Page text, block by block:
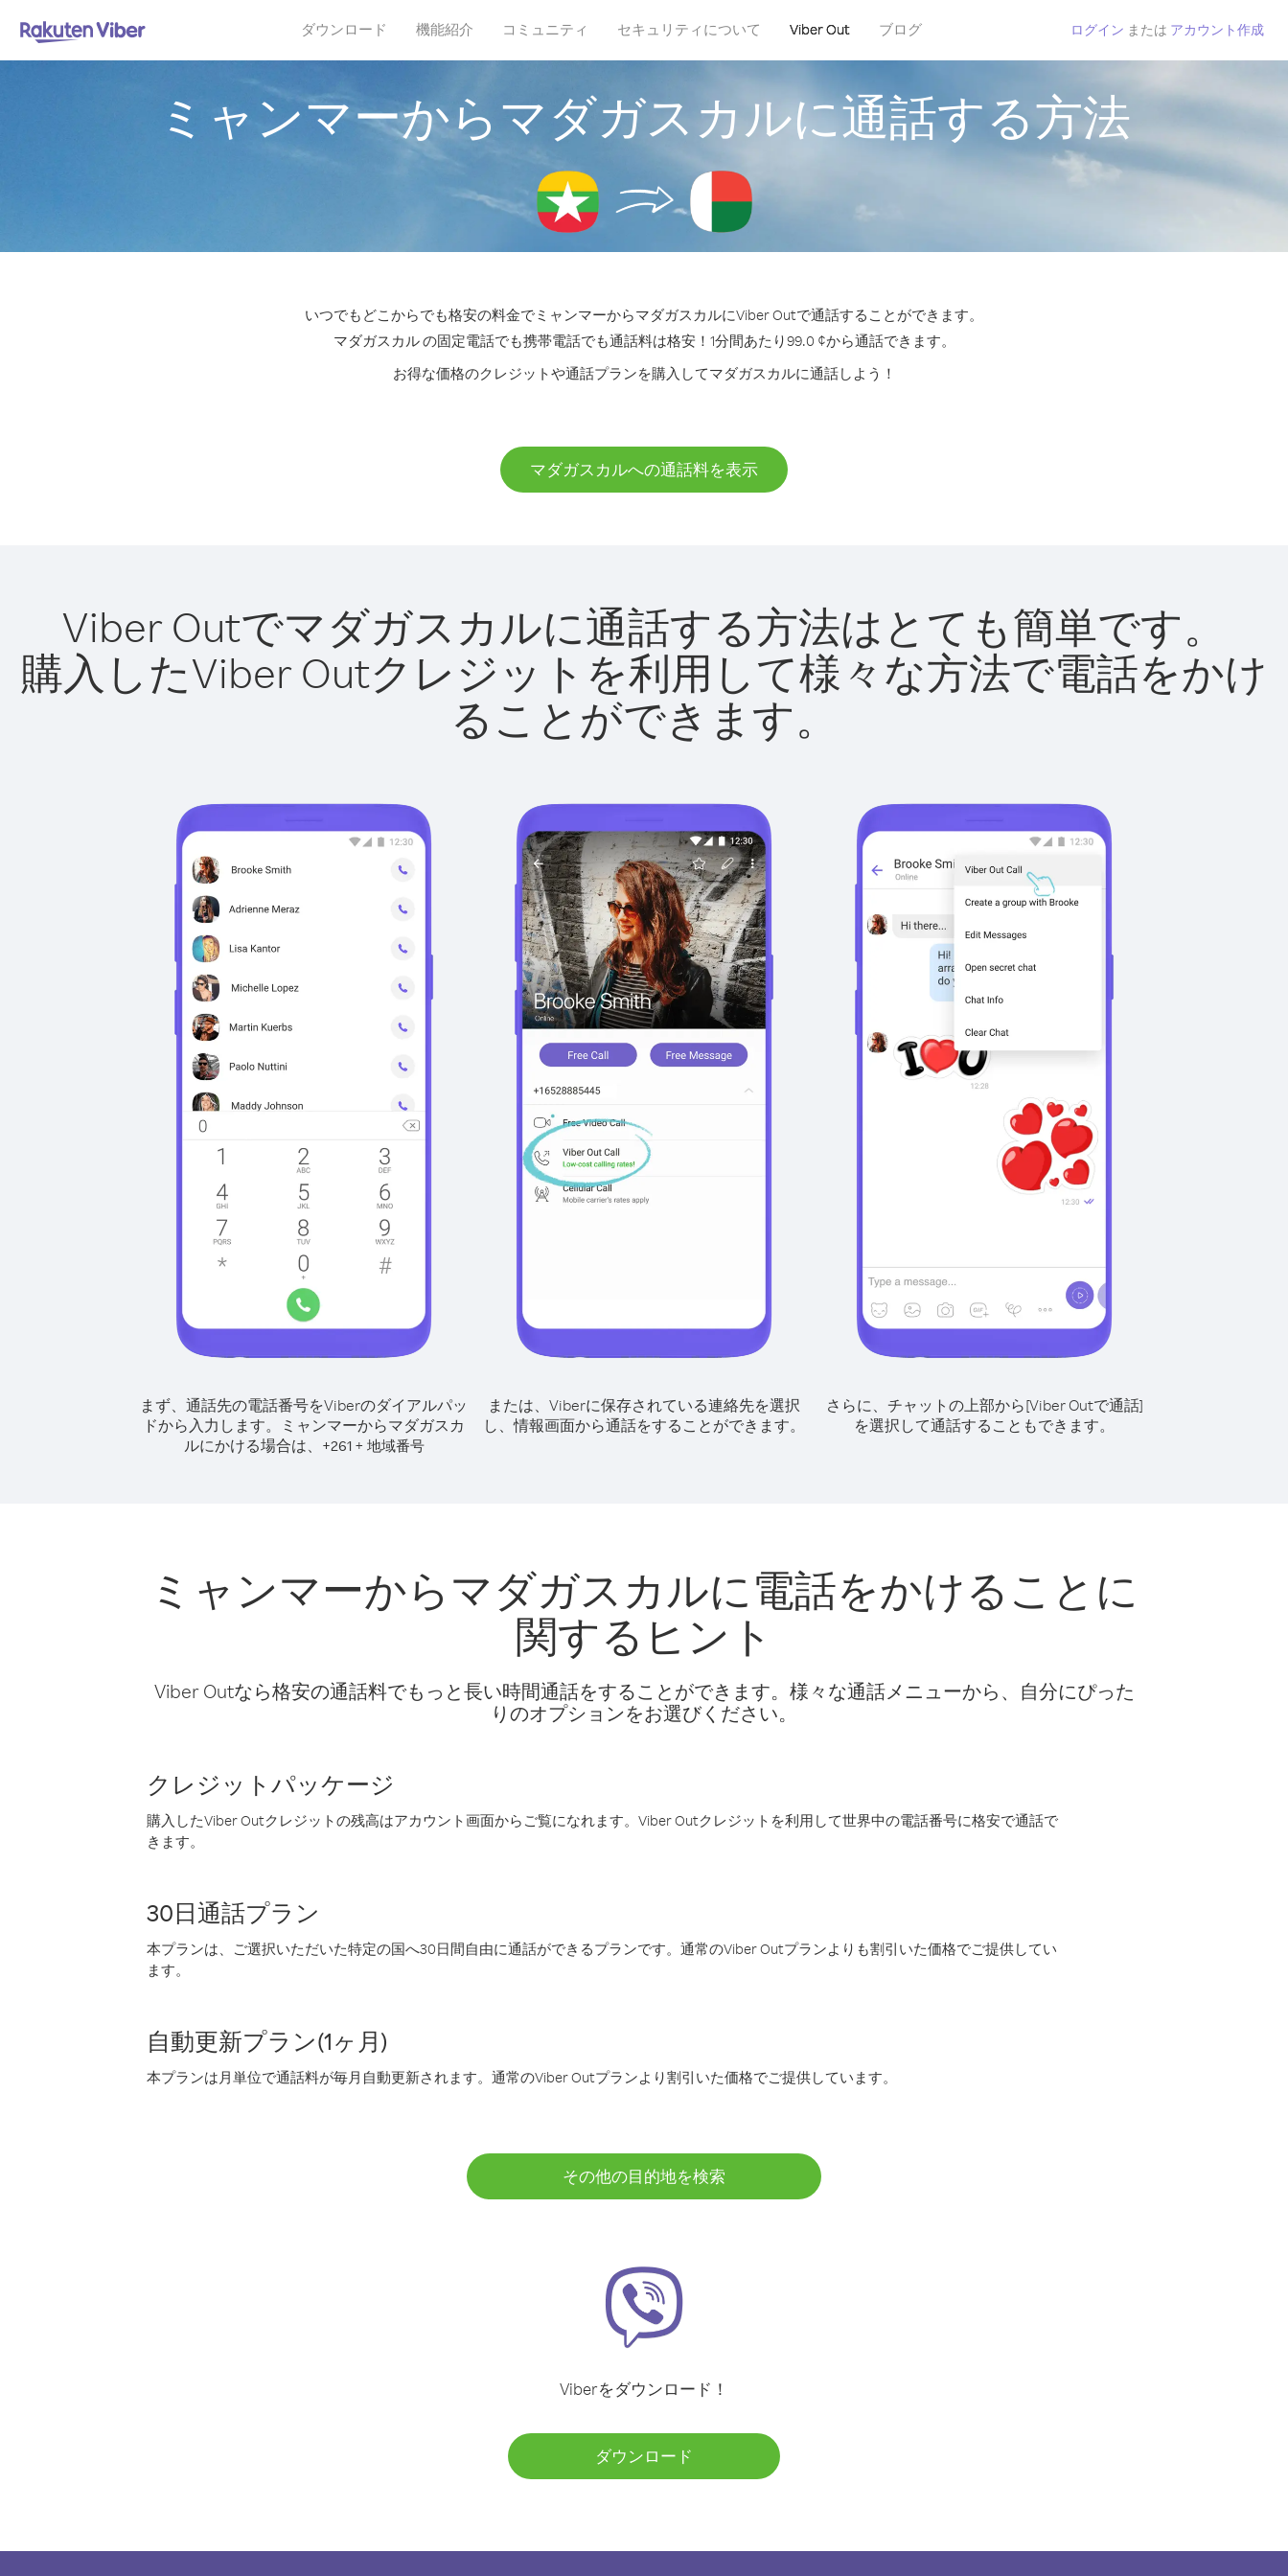
ダウンロード 機能紹介 コミュニティ セキュリティについて Viber Out ブログ ログイン または アカウント作成
ミャンマーからマダガスカルに通話する方法
いつでもどこからでも格安の料金でミャンマーからマダガスカルにViber Outで通話することができます。
マダガスカル の固定電話でも携帯電話でも通話料は格安！1分間あたり99.0 ¢から通話できます。
お得な価格のクレジットや通話プランを購入してマダガスカルに通話しよう！
マダガスカルへの通話料を表示
Viber Outでマダガスカルに通話する方法はとても簡単です。
購入したViber Outクレジットを利用して様々な方法で電話をかけ
ることができます。
まず、通話先の電話番号をViberのダイアルパッ
ドから入力します。
ミャンマーからマダガスカ
ルにかける場合は、
+261+ 地域番号
または、Viberに保存されている連絡先を選択
し、情報画面から通話をすることができます。
さらに、チャットの上部から[Viber Outで通話]
を選択して通話することもできます。
ミャンマーからマダガスカルに電話をかけることに
関するヒント
Viber Outなら格安の通話料でもっと長い時間通話をすることができます。様々な通話メニューから、自分にぴった
りのオプションをお選びください。
クレジットパッケージ
購入したViber Outクレジットの残高はアカウント画面からご覧になれます。Viber Outクレジットを利用して世界中の電話番号に格安で通話で
きます。
30日通話プラン
本プランは、ご選択いただいた特定の国へ30日間自由に通話ができるプランです。通常のViber Outプランよりも割引いた価格でご提供してい
ます。
自動更新プラン(1ヶ月)
本プランは月単位で通話料が毎月自動更新されます。通常のViber Outプランより割引いた価格でご提供しています。
その他の目的地を検索
Viberをダウンロード！
ダウンロード